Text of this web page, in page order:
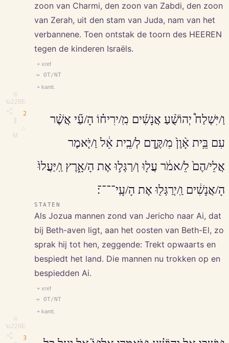
⎘
\u229E
M
zoon van Charmi, den zoon van Zabdi, den zoon
van Zerah, uit den stam van Juda, nam van het
verbannene. Toen ontstak de toorn des HEEREN
tegen de kinderen Israëls.
+ xref
↔ OT/NT
+ kantt.
2
⎘
\u229E
וַ/יִּשְׁלַח֩ יְהוֹשֻׁ֨עַ אֲנָשִׁ֜ים מִֽ/ירִיח֗וֹ הָ/עַ֞י אֲשֶׁ֨ר
עִם בֵּ֥ית אָ֨וֶן֙ מִ/קֶּ֣דֶם לְ/בֵֽית אֵ֔ל וַ/יֹּ֤אמֶר
אֲלֵי/הֶם֙ לֵ/אמֹ֔ר עֲל֖וּ וְ/רַגְּל֣וּ אֶת הָ/אָ֑רֶץ וַֽ/יַּעֲלוּ֙
הָ/אֲנָשִׁ֔ים וַֽ/יְרַגְּל֖וּ אֶת הָ/עָֽי־־־־׃
STATEN
Als Jozua mannen zond van Jericho naar Ai, dat
bij Beth-aven ligt, aan het oosten van Beth-El, zo
sprak hij tot hen, zeggende: Trekt opwaarts en
bespiedt het land. Die mannen nu trokken op en
bespiedden Ai.
+ xref
↔ OT/NT
+ kantt.
3